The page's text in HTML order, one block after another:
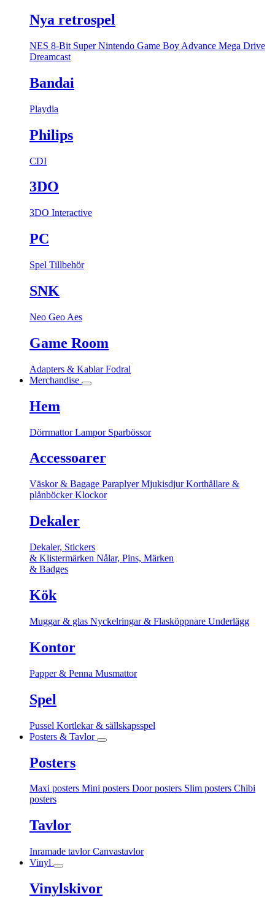
Nya retrospel
NES 8-Bit Super Nintendo Game Boy Advance Mega Drive
Dreamcast
Bandai
Playdia
Philips
CDI
3DO
3DO Interactive
PC
Spel Tillbehör
SNK
Neo Geo Aes
Game Room
Adapters & KablarFodral
Merchandise
Hem
DörrmattorLampor Sparbössor
Accessoarer
Väskor & Bagage ParaplyerMjukisdjurKorthållare &
plånböckerKlockor
Dekaler
Dekaler, Stickers
& Klistermärken Nålar, Pins, Märken
& Badges
Kök
Muggar & glas Nyckelringar & Flasköppnare Underlägg
Kontor
Papper & Penna Musmattor
Spel
Pussel Kortlekar & sällskapsspel
Posters & Tavlor
Posters
Maxi posters Mini posters Door posters Slim posters Chibi
posters
Tavlor
Inramade tavlorCanvastavlor
Vinyl
Vinylskivor